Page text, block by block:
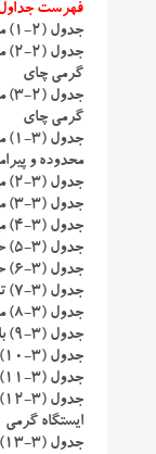
فهرست
جدول (۲-۱) مشخصات زیر حوضه های رودخانه گرمی چای
گرمی چای
گرمی چای
محدوده و
جدول (۳-۲) میانگین دمای ماهانه و سالانه ایستگاه ها
جدول (۳-۳) میانگین حداکثر دمای ماهانه و سالانه ایستگاه ها
جدول (۳-۴) میانگین حداقل دمای ماهانه وسالانه ایستگاه ها
جدول (۳-۵) حداکثر مطلق دمای ماهانه ایستگاه ها
جدول (۳-۶) حداقل مطلق دمای ماهانه ایستگاه ها
جدول (۳-۷) تغییرات گرادیان دما ایستگاه های منتخب
جدول (۳-۸) میانگین بارندگی ماهانه ایستگاه های منتخب
جدول (۳-۹) بارش فصلی و درصد آن در ایستگاه های حوضه
جدول (۳-۱۰) گرادیان بارندگی در حوضه گرمی چای
جدول (۳-۱۱) حداکثر بارندگی ۲۴ ساعته ایستگاه گرمی
ایستگاه گرمی